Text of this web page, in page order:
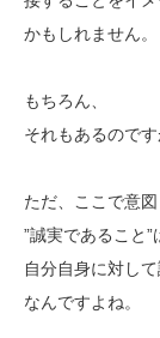
かもしれません。
もちろん、
それもあるのです
ただ、ここで意図
”誠実であること”
自分自身に対し
なんですよね。